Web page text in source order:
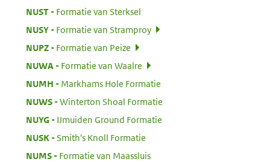
NUST:
Formatie van Sterksel
NUSY:
Formatie van Stramproy
NUPZ:
Formatie van Peize
NUWA
Formatie van Waalre
NUMH
Markhams Hole Formatie
NUWS:
Winterton Shoal Formatie
NUYG:
IJmuiden Ground Formatie
NUSK:
Smith's Knoll Formatie
NUMS:
Formatie van Maassluis